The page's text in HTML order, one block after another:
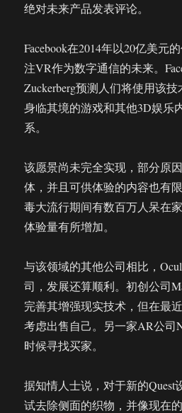
绝对未来产品发表评论。
Facebook在2014年以20亿美元
注VR作为数字通信的未来。
Zuckerberg预测人们将使用该
身临其境的游戏和其他3D娱乐
系。
该愿景尚未完全实现，部分原
体，并且可供体验的内容也有
毒大流行期间有数百万人呆在
体验量有所增加。
与该领域的其他公司相比，
司，发展还算顺利。初创公司
完善其增强现实技术，但在最
考虑出售自己。另一家AR公司
时候寻找买家。
据知情人士说，对于新的Quest
试去除侧面的织物，并像现在